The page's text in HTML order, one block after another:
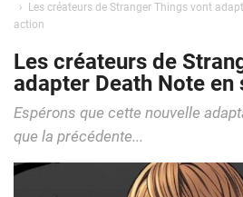
Les créateurs de Stranger Things vont
action
Les créateurs de
adapter Death Note
Espérons que cette nouvelle
que la précédente...